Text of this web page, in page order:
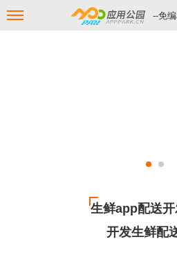
--免
生鲜app配送
开发生鲜配